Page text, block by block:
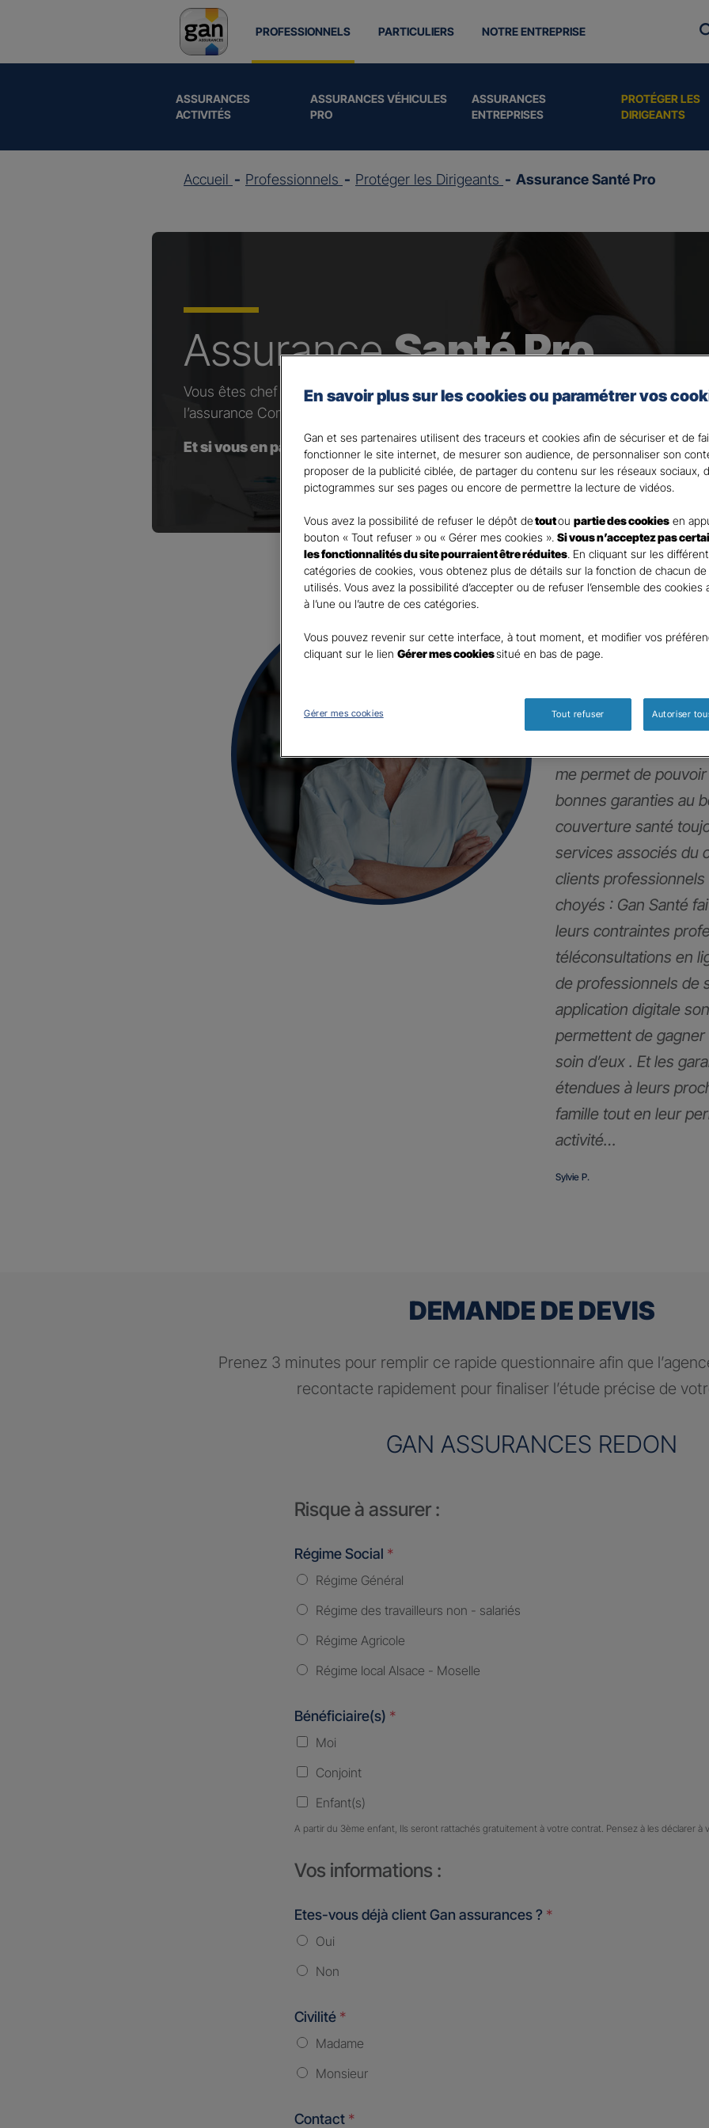
PROFESSIONNELS
ASSURANCES
ACTIVITÉS
ASSURANCES VÉHICULES
PRO
ASSURANCES
ENTREPRISES
PROTÉGER LES
DIRIGEANTS
PARTICULIERS NOTRE ENTREPRISE
Accueil Professionnels Protéger les Dirigeants Assurance Santé Pro
AssuranceSanté Pro
Vous êtes chef d’entreprise, artisan, commerçant, agriculteur ou vous exercez
l’assurance Complémentaire Santé Gan, nous faisons de votre santé un actif
Et si vous en parliez avec votre Agent général ?
d’expert !
Mes clients et moi
me permet de
bonnes garanties au
couverture santé
services associés du
clients
choyés : Gan Santé
leurs contraintes
téléconsultations en
de professionnels de
application digitale
permettent de
soin d’eux . Et les
étendues à leurs
famille tout en leur
activité…
Sylvie P.
DEMANDE DE DEVIS
Prenez 3 minutes pour remplir ce rapide questionnaire afin que
recontacte rapidement pour finaliser l’étude précise de
GAN ASSURANCES REDON
Risque à assurer :
Régime Social *
Régime Général
Régime des travailleurs non - salariés
Régime Agricole
Régime local Alsace - Moselle
Bénéficiaire(s) *
Moi
Conjoint
Enfant(s)
A partir du 3ème enfant, Ils seront rattachés gratuitement à votre contrat. Pensez à les déclarer à
Vos informations :
Etes-vous déjà client Gan assurances ? *
Oui
Non
Civilité *
Madame
Monsieur
Contact *
En savoir plus sur les cookies ou paramétrer vos
Gan et ses partenaires utilisent des traceurs et cookies afin de sécuriser et de
fonctionner le site internet, de mesurer son audience, de personnaliser son
proposer de la publicité ciblée, de partager du contenu sur les réseaux sociaux,
pictogrammes sur ses pages ou encore de permettre la lecture de vidéos.
Vous avez la possibilité de refuser le dépôt detoutou partie des cookies en
bouton « Tout refuser » ou « Gérer mes cookies ». Si vous n’acceptez pas
les fonctionnalités du site pourraient être réduites. En cliquant sur les
catégories de cookies, vous obtenez plus de détails sur la fonction de chacun
utilisés. Vous avez la possibilité d’accepter ou de refuser l’ensemble des cookies
à l’une ou l’autre de ces catégories.
Vous pouvez revenir sur cette interface, à tout moment, et modifier vos
cliquant sur le lien Gérer mes cookiessitué en bas de page.
Gérer mes cookies Tout refuser Autoriser